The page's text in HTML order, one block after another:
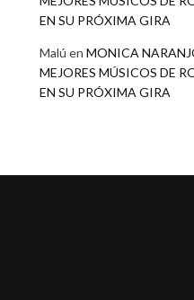
EN SU PRÓXIMA GIRA
Malú en MONICA
MEJORES MÚSICOS DE
EN SU PRÓXIMA GIRA